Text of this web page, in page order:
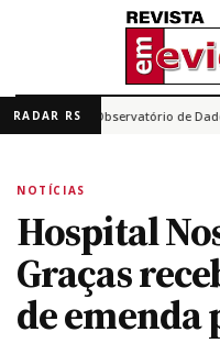
Buscar na Revista Em
RADAR RS
criar Observatório de Dados
NOTÍCIAS
Hospital
Graças
de